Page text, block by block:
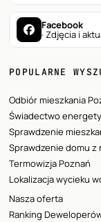
Facebook
· Zdjęcia i
POPULARNE
Odbiór mieszkania
Świadectwo
Sprawdzenie
Sprawdzenie domu
Termowizja Poznań
Lokalizacja wycieku
Nasza oferta
Ranking